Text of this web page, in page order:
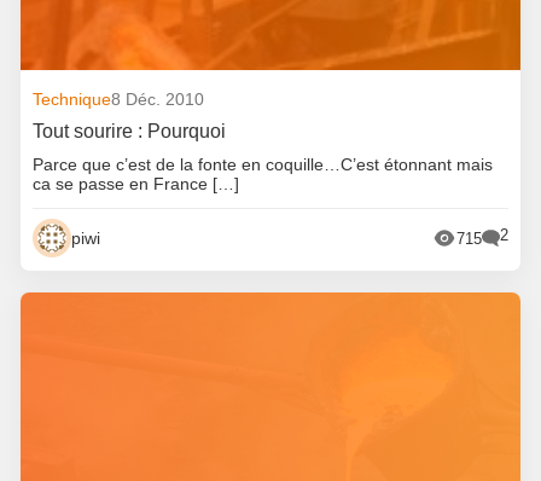
Technique8 Déc. 2010
Tout sourire : Pourquoi
Parce que c’est de la fonte en coquille…C’est étonnant mais
ca se passe en France […]
piwi 715 2